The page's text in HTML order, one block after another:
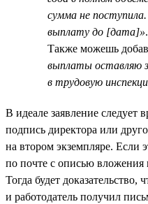
сумма не
выплату до [дата]».
Также можешь
выплаты оставляю
в трудовую
В идеале заявление следует
подпись директора или
на втором экземпляре. Если
по почте с описью
Тогда будет
и работодатель получил